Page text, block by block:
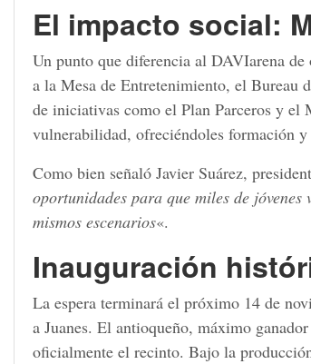
El impacto social:
Un punto que diferencia al DAVIarena
a la Mesa de Entretenimiento, el
de iniciativas como el Plan Parceros y el
vulnerabilidad, ofreciéndoles formación y
Como bien señaló Javier Suárez,
oportunidades para que miles de
mismos escenarios«.
Inauguración
La espera terminará el próximo 14 de
a Juanes. El antioqueño, máximo
oficialmente el recinto. Bajo la